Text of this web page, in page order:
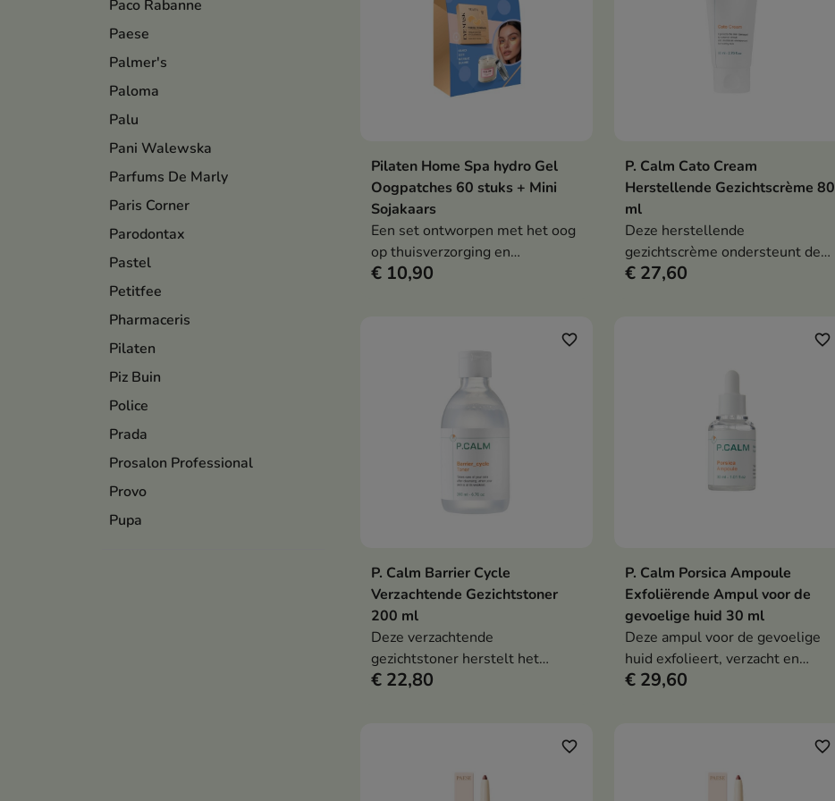
Paco Rabanne
Paese
Palmer's
Paloma
Palu
Pani Walewska
Parfums De Marly
Paris Corner
Parodontax
Pastel
Petitfee
Pharmaceris
Pilaten
Piz Buin
Police
Prada
Prosalon Professional
Provo
Pupa
In winkelwagen
Pilaten Home Spa hydro Gel
Oogpatches 60 stuks + Mini
Sojakaars
Een set ontworpen met het oog
op thuisverzorging en
ontspanningsrituelen.
€ 10,90
In winkelwagen
P. Calm Cato Cream
Herstellende Gezichtscrème 80
ml
Deze herstellende
gezichtscrème ondersteunt de
regeneratie, voeding en
cholesterol, hyaluronzuur,
allantoïne en niacinamide
hydrateert, kalmeert en helpt
droogheid te verminderen.
€ 27,60
In winkelwagen
favorite_border
P. Calm Barrier Cycle
Verzachtende Gezichtstoner
200 ml
Deze verzachtende
gezichtstoner herstelt het
comfort, de balans en de juiste
en probiotica hydrateert,
€ 22,80
In winkelwagen
favorite_border
P. Calm Porsica Ampoule
Exfoliërende Ampul voor de
gevoelige huid 30 ml
Deze ampul voor de gevoelige
huid exfolieert, verzacht en
reinigt de poriën op milde wijze.
helpt mee-eters te verminderen
€ 29,60
favorite_border favorite_border